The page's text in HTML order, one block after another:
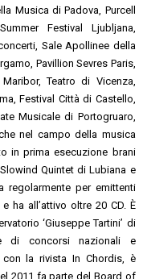
Musica di Padova, Purcell
Festival Ljubljana,
Sale Apollinee della
Pavillion Sevres Paris,
Teatro di Vicenza,
Festival Città di Castello,
Musicale di Portogruaro,
nel campo della musica
in prima esecuzione brani
Quintet di Lubiana e
regolarmente per emittenti
ha all’attivo oltre 20 CD. È
‘Giuseppe Tartini’ di
di concorsi nazionali e
con la rivista In Chordis, è
2011 fa parte del Board of